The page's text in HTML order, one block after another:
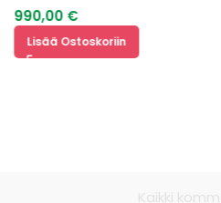
990,00 €
Lisää Ostoskoriin